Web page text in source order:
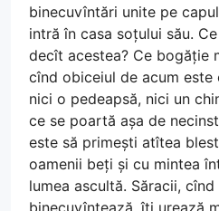
binecuvîntări unite pe
intră în casa soțului său.
decît acestea? Ce bogăție
cînd obiceiul de acum este
nici o pedeapsă, nici un
ce se poartă așa de
este să primești atîtea
oamenii beți și cu mintea
lumea ascultă. Săracii,
binecuvîntează, îți urează